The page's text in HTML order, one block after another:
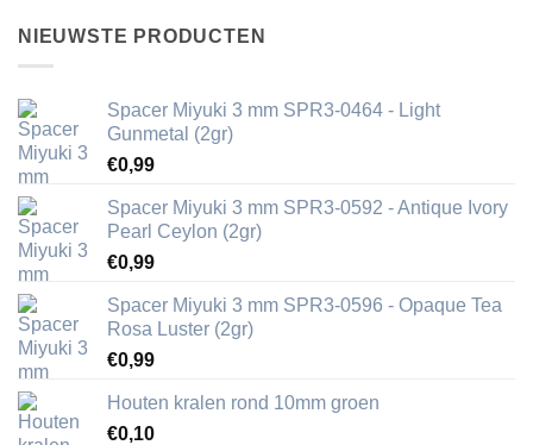
NIEUWSTE PRODUCTEN
Spacer Miyuki 3 mm SPR3-0464 - Light
Gunmetal (2gr)
€0,99
Spacer Miyuki 3 mm SPR3-0592 - Antique Ivory
Pearl Ceylon (2gr)
€0,99
Spacer Miyuki 3 mm SPR3-0596 - Opaque Tea
Rosa Luster (2gr)
€0,99
Houten kralen rond 10mm groen
€0,10